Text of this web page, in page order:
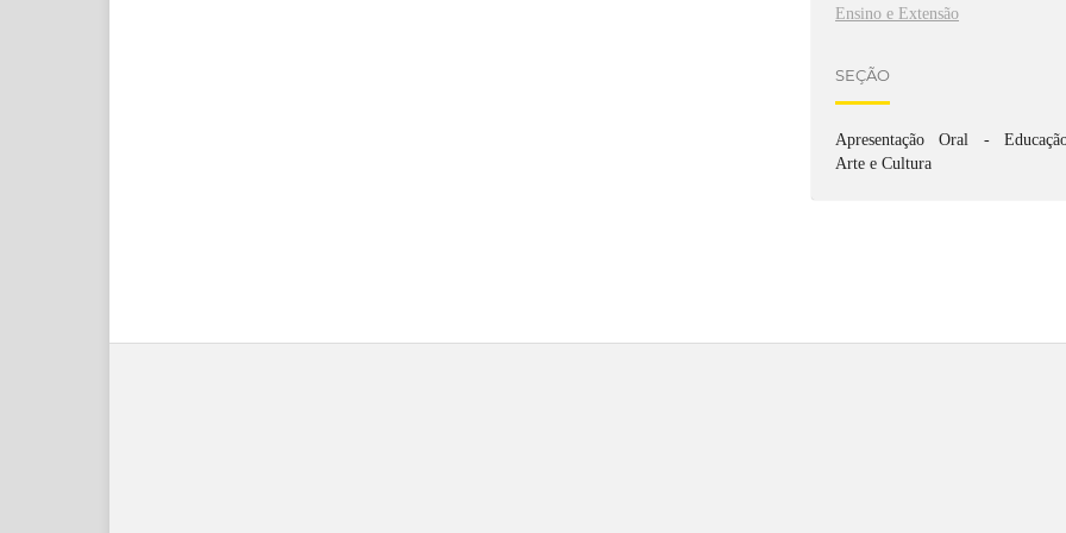
Ensino e Extensão
SEÇÃO
Apresentação Oral -
Arte e Cultura